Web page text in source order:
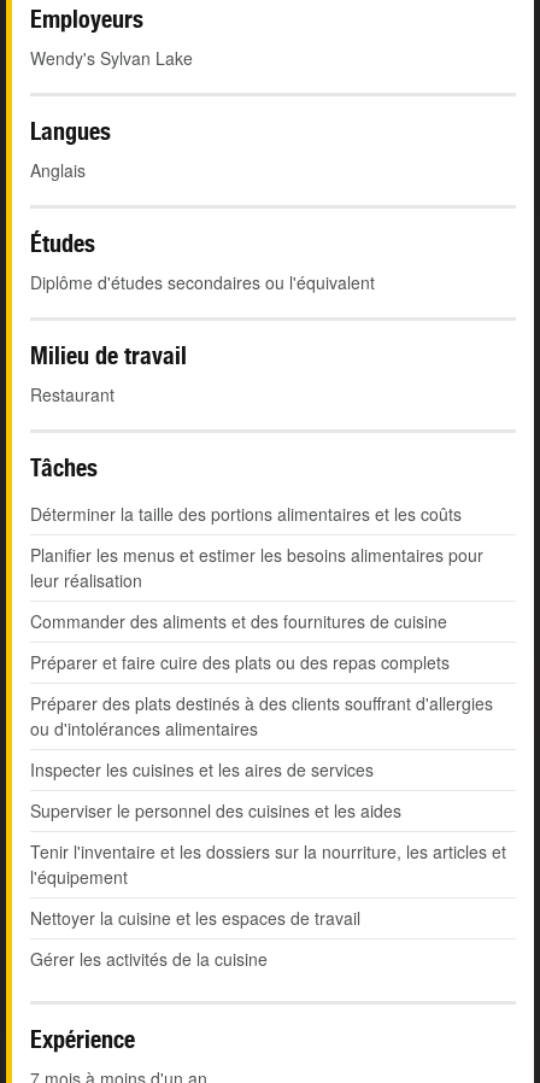
Employeurs
Wendy's Sylvan Lake
Langues
Anglais
Études
Diplôme d'études secondaires ou l'équivalent
Milieu de travail
Restaurant
Tâches
Déterminer la taille des portions alimentaires et les coûts
Planifier les menus et estimer les besoins alimentaires pour
leur réalisation
Commander des aliments et des fournitures de cuisine
Préparer et faire cuire des plats ou des repas complets
Préparer des plats destinés à des clients souffrant d'allergies
ou d'intolérances alimentaires
Inspecter les cuisines et les aires de services
Superviser le personnel des cuisines et les aides
Tenir l'inventaire et les dossiers sur la nourriture, les articles et
l'équipement
Nettoyer la cuisine et les espaces de travail
Gérer les activités de la cuisine
Expérience